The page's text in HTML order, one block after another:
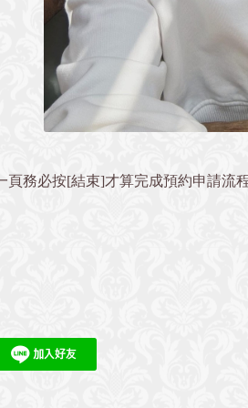
務必按[結束]才算完成預約申請流